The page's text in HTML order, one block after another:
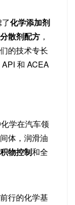
了化学添加剂
散剂配方 ，
的技术专长
和 ACEA
学在汽车领
体，润滑油
物控制和全
行的化学基